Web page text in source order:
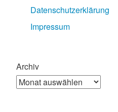
Datenschutzerklärung
Impressum
Archiv